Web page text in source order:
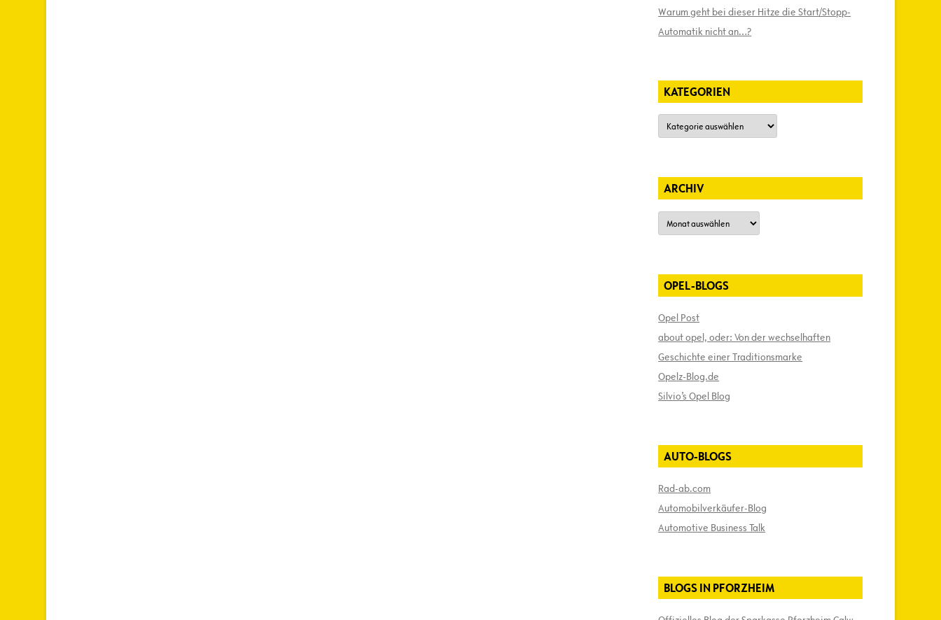
Warum geht bei dieser Hitze die Start/Stopp-
Automatik nicht an…?
KATEGORIEN
Kategorien
ARCHIV
Archiv
OPEL-BLOGS
Opel Post
about opel, oder: Von der wechselhaften
Geschichte einer Traditionsmarke
Opelz-Blog.de
Silvio’s Opel Blog
AUTO-BLOGS
Rad-ab.com
Automobilverkäufer-Blog
Automotive Business Talk
BLOGS IN PFORZHEIM